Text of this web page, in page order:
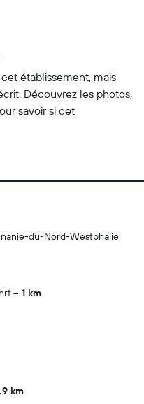
établissement, mais
Découvrez les photos,
savoir si cet
du-Nord-Westphalie
1 km
km